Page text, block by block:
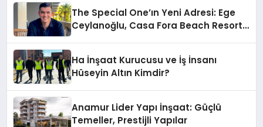
The Special One’ın Yeni Adresi: Ege
Ceylanoğlu, Casa Fora Beach Resort
Ha İnşaat Kurucusu ve İş İnsanı
Hüseyin Altın Kimdir?
Anamur Lider Yapı İnşaat: Güçlü
Temeller, Prestijli Yapılar